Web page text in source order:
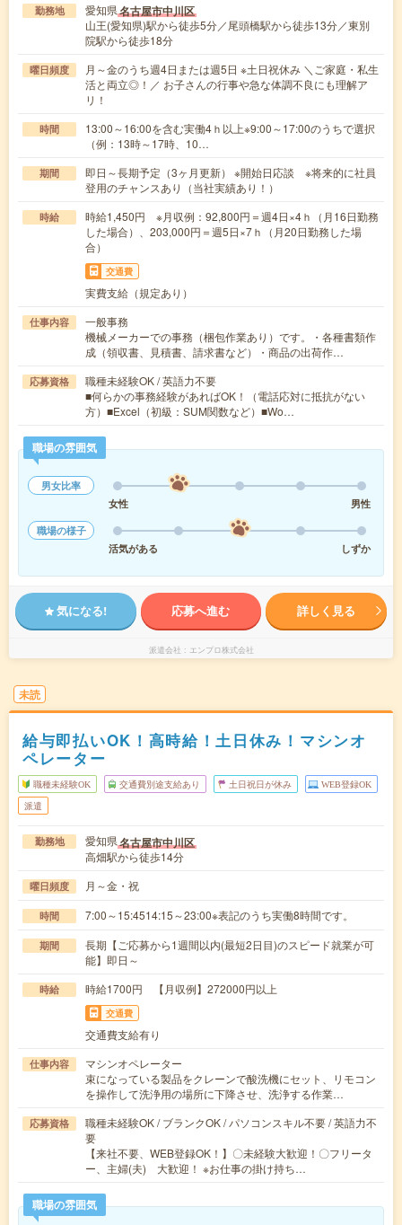
勤務地 愛知県名古屋市中川区
山王(愛知県)駅から徒歩5分／尾頭橋駅から徒歩13分／東別
院駅から徒歩18分
曜日頻度
月～金のうち週4日または週5日 ※土日祝休み ＼ご家庭・私生
活と両立◎！／ お子さんの行事や急な体調不良にも理解ア
リ！
時間
13:00～16:00を含む実働4ｈ以上※9:00～17:00のうちで選択
（例：13時～17時、10…
期間
即日～長期予定（3ヶ月更新） ※開始日応談 ※将来的に社員
登用のチャンスあり（当社実績あり！）
時給
時給1,450円 ※月収例：92,800円＝週4日×4ｈ（月16日勤務
した場合）、203,000円＝週5日×7ｈ（月20日勤務した場
合）
交通費
実費支給（規定あり）
仕事内容
一般事務
機械メーカーでの事務（梱包作業あり）です。・各種書類作
成（領収書、見積書、請求書など）・商品の出荷作…
応募資格
職種未経験OK / 英語力不要
■何らかの事務経験があればOK！（電話応対に抵抗がない
方）■Excel（初級：SUM関数など）■Wo…
職場の雰囲気
男女比率
女性
男性
職場の様子
活気がある
しずか
気になる! 応募へ進む 詳しく見る
派遣会社 エンプロ株式会社
未読
給与即払いOK！高時給！土日休み！マシンオ
ペレーター
職種未経験OK 交通費別途支給あり 土日祝日が休み WEB登録OK
派遣
勤務地 愛知県名古屋市中川区
高畑駅から徒歩14分
曜日頻度 月～金・祝
時間 7:00～15:4514:15～23:00※表記のうち実働8時間です。
期間
長期【ご応募から1週間以内(最短2日目)のスピード就業が可
能】即日～
時給 時給1700円 【月収例】272000円以上
交通費
交通費支給有り
仕事内容
マシンオペレーター
束になっている製品をクレーンで酸洗機にセット、リモコン
を操作して洗浄用の場所に下降させ、洗浄する作業…
応募資格
職種未経験OK / ブランクOK / パソコンスキル不要 / 英語力不
要
【来社不要、WEB登録OK！】〇未経験大歓迎！〇フリータ
ー、主婦(夫) 大歓迎！ ※お仕事の掛け持ち…
職場の雰囲気